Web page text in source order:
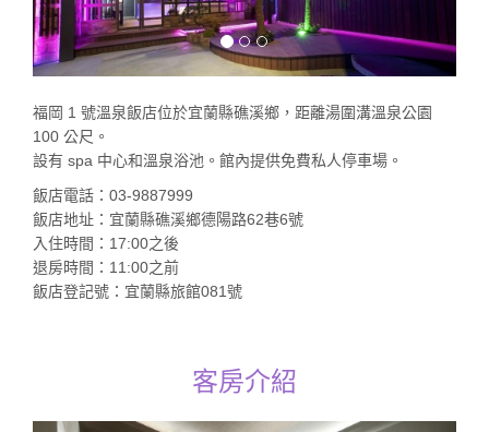
福岡 1 號溫泉飯店位於宜蘭縣礁溪鄉，距離湯圍溝溫泉公園
100 公尺。
設有 spa 中心和溫泉浴池。館內提供免費私人停車場。
飯店電話：03-9887999
飯店地址：宜蘭縣礁溪鄉德陽路62巷6號
入住時間：17:00之後
退房時間：11:00之前
飯店登記號：宜蘭縣旅館081號
客房介紹